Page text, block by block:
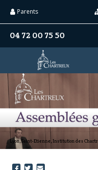
contenu.
|
personnels
04 72 00 75 50
Parents
Lyon, Saint-Etienne, Institution des